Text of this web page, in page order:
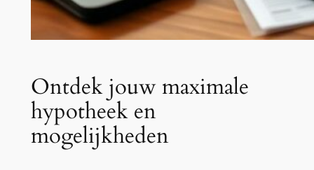
Ontdek jouw maximale
hypotheek en
mogelijkheden